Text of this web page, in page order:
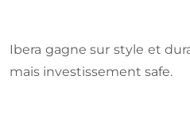
Ibera gagne sur style et
mais investissement safe.